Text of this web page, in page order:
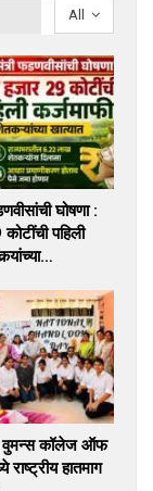
All
घोषणा :
पहिली
वुमन्स कॉलेज ऑफ
राष्ट्रीय हातमाग